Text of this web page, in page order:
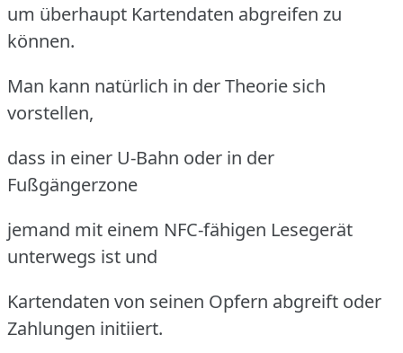
um überhaupt Kartendaten abgreifen zu
können.
Man kann natürlich in der Theorie sich
vorstellen,
dass in einer U-Bahn oder in der
Fußgängerzone
jemand mit einem NFC-fähigen Lesegerät
unterwegs ist und
Kartendaten von seinen Opfern abgreift oder
Zahlungen initiiert.